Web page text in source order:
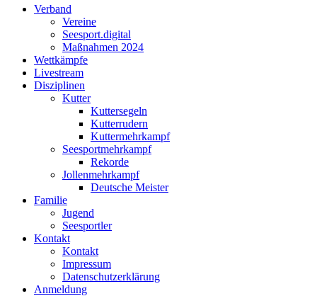
Verband
Vereine
Seesport.digital
Maßnahmen 2024
Wettkämpfe
Livestream
Disziplinen
Kutter
Kuttersegeln
Kutterrudern
Kuttermehrkampf
Seesportmehrkampf
Rekorde
Jollenmehrkampf
Deutsche Meister
Familie
Jugend
Seesportler
Kontakt
Kontakt
Impressum
Datenschutzerklärung
Anmeldung